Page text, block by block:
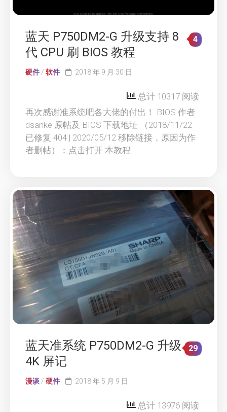
蓝天 P750DM2-G 升级支持 8
代 CPU 刷 BIOS 教程
4
硬件 / 软件 2018 年 9 月 30 日
总计 10317 阅读
再次感谢准系统吧各大佬的付出！ BIOS 作者
dsanke 原帖及 BIOS 下载地址 （2018/11/22
已修复 404 | 2020/05/12 移除链接，原因为作
者删帖）：点击打开 本教程...
蓝天准系统 P750DM2-G 升级
4K 屏记
29
漫谈 / 硬件 2018 年 5 月 9 日
总计 13976 阅读